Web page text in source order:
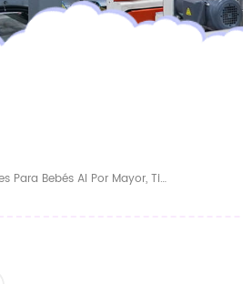
Pañales Desechables Para Bebés Al Por Mayor, Tipo Braguita, Ultrasuaves, Transpirables Y Superabsorbentes, Directamente De Fábrica China.